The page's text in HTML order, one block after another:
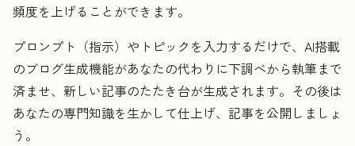
頻度を上げることができます。
プロンプト（指示）やトピックを入力するだけで、AI搭載
のブログ生成機能があなたの代わりに下調べから執筆まで
済ませ、新しい記事のたたき台が生成されます。その後は
あなたの専門知識を生かして仕上げ、記事を公開しましょ
う。